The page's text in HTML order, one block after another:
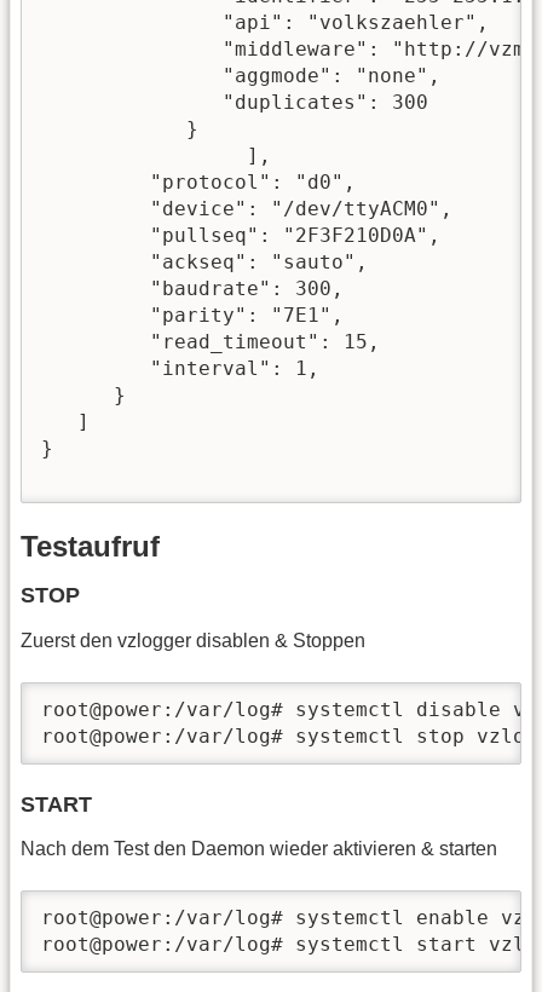
               "api": "volkszaehler",
"middleware": "http://
               "aggmode": "none",
               "duplicates": 300
            }
         "protocol": "d0",
         "device": "/dev/ttyACM0",
         "pullseq": "2F3F210D0A",
         "ackseq": "sauto",
         "baudrate": 300,
         "parity": "7E1",
         "read_timeout": 15,
         "interval": 1,
      }
   ]
}
Testaufruf
STOP
Zuerst den vzlogger disablen & Stoppen
root@power:/var/log# systemctl disable
root@power:/var/log# systemctl stop
START
Nach dem Test den Daemon wieder aktivieren & starten
root@power:/var/log# systemctl enable
root@power:/var/log# systemctl start